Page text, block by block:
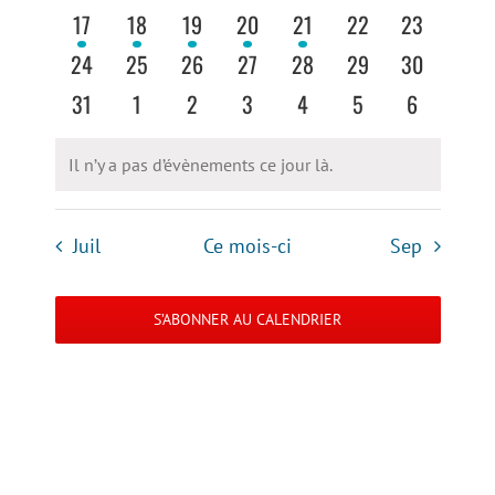
vues
évènementsévènementsévènementsévènementsévènementsévènementsévènements
1
évènement
17
1
évènement
18
1
évènement
19
1
évènement
20
1
évènement
21
0
évènements
22
0
évènements
23
0
évènements
24
0
évènements
25
0
évènements
26
0
évènements
27
0
évènements
28
0
évènements
29
0
évènements
30
0
31
0
1
0
2
0
3
0
4
0
5
0
6
Notice
Il n’y a pas d’évènements ce jour là.
Juil Ce mois-ci Sep
S’ABONNER AU CALENDRIER